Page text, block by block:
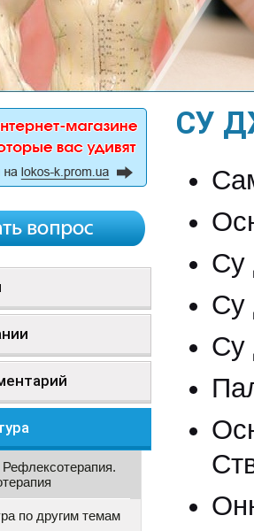
по другим темам
СУ
Су
Су
Су